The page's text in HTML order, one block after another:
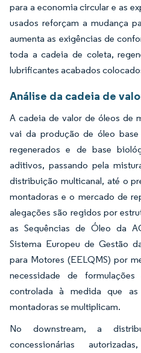
para a economia circular e as
usados reforçam a mudança
aumenta as exigências de
toda a cadeia de coleta,
lubrificantes acabados
Análise da cadeia de
A cadeia de valor de óleos de
vai da produção de óleo
regenerados e de base
aditivos, passando pela
distribuição multicanal, até o
montadoras e o mercado de
alegações são regidos por
as Sequências de Óleo da
Sistema Europeu de Gestão
para Motores (EELQMS) por
necessidade de
controlada à medida que as
montadoras se multiplicam.
No downstream, a
concessionárias